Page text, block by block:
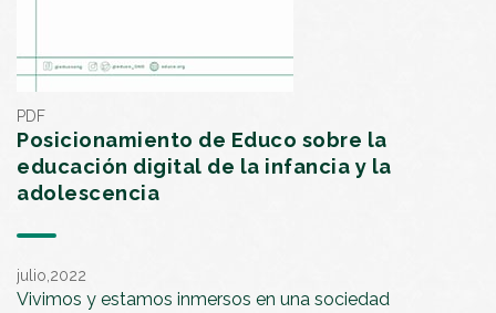
PDF
Posicionamiento de Educo sobre la
educación digital de la infancia y la
adolescencia
julio,2022
Vivimos y estamos inmersos en una sociedad